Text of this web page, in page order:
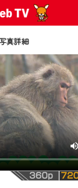
真詳細
知らせ
ス『CCNet Web
リニューアルし